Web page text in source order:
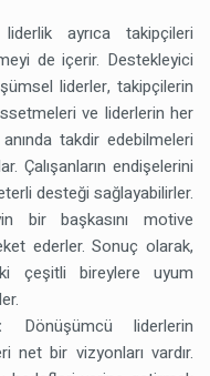
ayrıca takipçileri
de içerir. Destekleyici
liderler, takipçilerin
ve liderlerin her
takdir edebilmeleri
Çalışanların endişelerini
desteği sağlayabilirler.
bir başkasını motive
ederler. Sonuç olarak,
çeşitli bireylere uyum
Dönüşümcü liderlerin
net bir vizyonları vardır.